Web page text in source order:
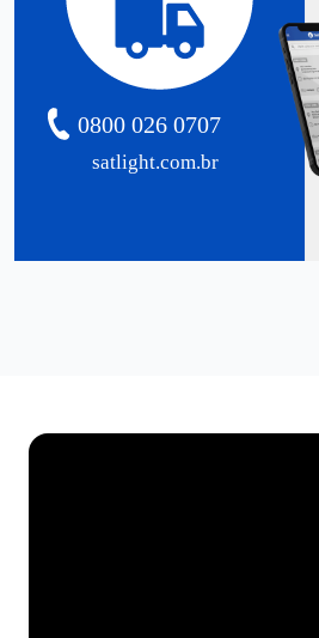
satlight.com.br
0800 026 0707